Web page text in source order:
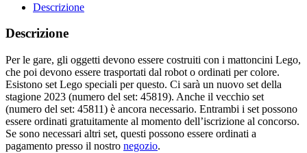
Descrizione
Descrizione
Per le gare, gli oggetti devono essere costruiti con i mattoncini Lego,
che poi devono essere trasportati dal robot o ordinati per colore.
Esistono set Lego speciali per questo. Ci sarà un nuovo set della
stagione 2023 (numero del set: 45819). Anche il vecchio set
(numero del set: 45811) è ancora necessario. Entrambi i set possono
essere ordinati gratuitamente al momento dell’iscrizione al concorso.
Se sono necessari altri set, questi possono essere ordinati a
pagamento presso il nostro negozio.